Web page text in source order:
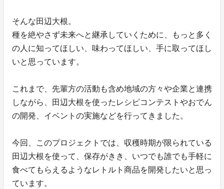
そんな田辺大根。
種を絶やさず未来へと継承していくために、もっと多く
の人に知ってほしい、味わってほしい、手に取ってほし
いと思っています。
これまで、先輩方の活動も含め地域の方々や企業と連携
しながら、田辺大根を使ったレシピコンテストやおでん
の開発、イベントの実施などを行ってきました。
今回、このプロジェクトでは、収穫時期が限られている
田辺大根を使って、保存がきき、いつでも誰でも手軽に
食べてもらえるようなレトルト商品を開発したいと思っ
ています。